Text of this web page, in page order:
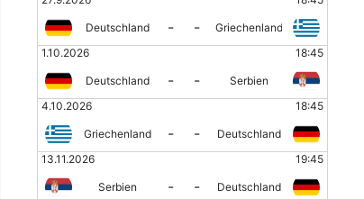
Deutschland - -
Griechenland
1.10.2026
18:45
Deutschland - -
Serbien
4.10.2026
18:45
Griechenland - -
Deutschland
13.11.2026
19:45
Serbien - -
Deutschland